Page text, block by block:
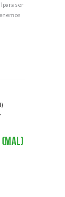
para ser